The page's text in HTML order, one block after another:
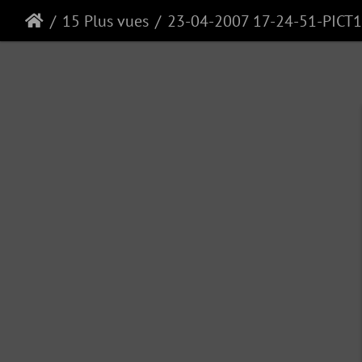
15 Plus vues 23-04-2007 17-24-51-